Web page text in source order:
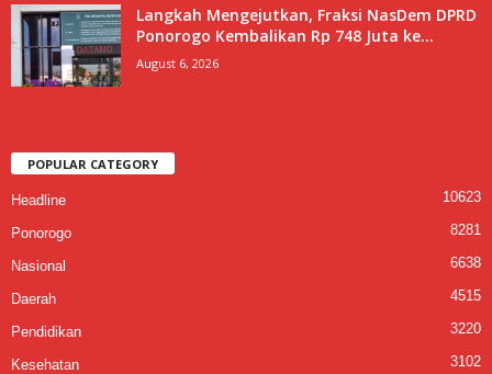
Langkah Mengejutkan, Fraksi NasDem DPRD
Ponorogo Kembalikan Rp 748 Juta ke...
August 6, 2026
POPULAR CATEGORY
Headline 10623
Ponorogo 8281
Nasional 6638
Daerah 4515
Pendidikan 3220
Kesehatan 3102